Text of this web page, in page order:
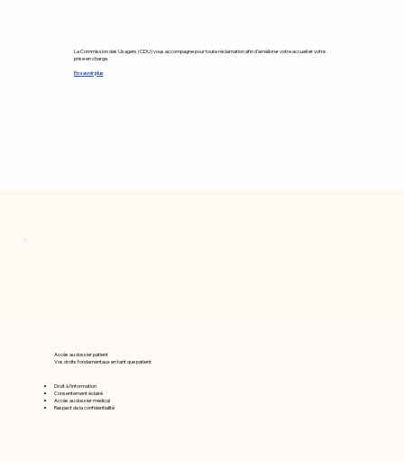
La Commission des Usagers (CDU) vous accompagne pour toute réclamation afin d’améliorer votre accueil et votre
prise en charge.
En savoir plus
Accès au dossier patient
Vos droits fondamentaux en tant que patient
Droit à l'information
Consentement éclairé
Accès au dossier médical
Respect de la confidentialité